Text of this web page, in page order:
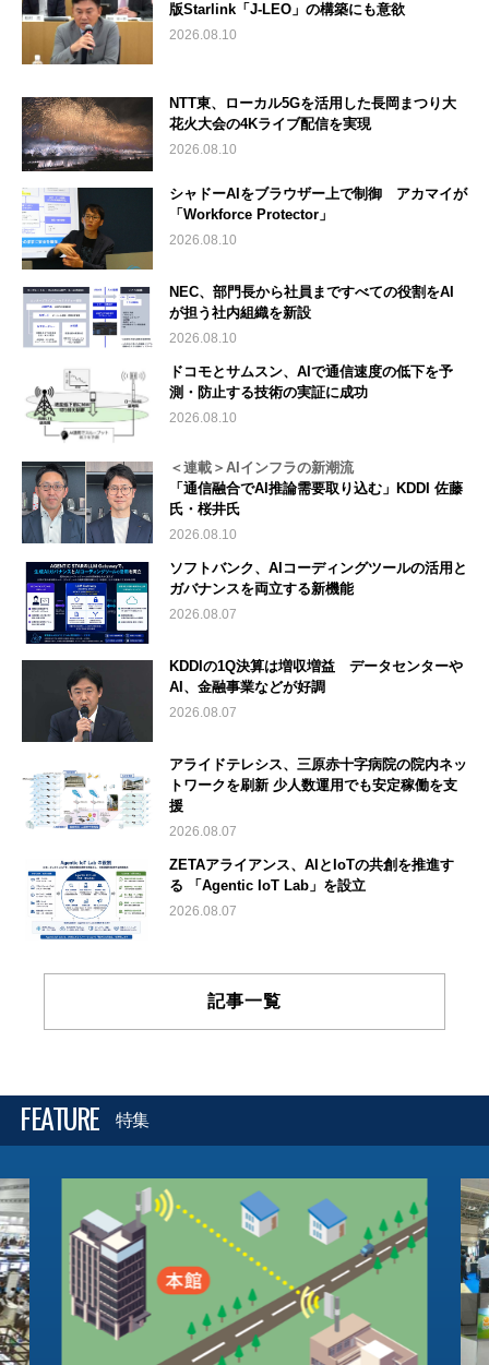
版Starlink「J-LEO」の構築にも意欲
2026.08.10
NTT東、ローカル5Gを活用した長岡まつり大
花火大会の4Kライブ配信を実現
2026.08.10
シャドーAIをブラウザー上で制御 アカマイが
「Workforce Protector」
2026.08.10
NEC、部門長から社員まですべての役割をAI
が担う社内組織を新設
2026.08.10
ドコモとサムスン、AIで通信速度の低下を予
測・防止する技術の実証に成功
2026.08.10
＜連載＞AIインフラの新潮流
「通信融合でAI推論需要取り込む」KDDI 佐藤
氏・桜井氏
2026.08.10
ソフトバンク、AIコーディングツールの活用と
ガバナンスを両立する新機能
2026.08.07
KDDIの1Q決算は増収増益 データセンターや
AI、金融事業などが好調
2026.08.07
アライドテレシス、三原赤十字病院の院内ネッ
トワークを刷新 少人数運用でも安定稼働を支
援
2026.08.07
ZETAアライアンス、AIとIoTの共創を推進す
る 「Agentic IoT Lab」を設立
2026.08.07
記事一覧
FEATURE 特集